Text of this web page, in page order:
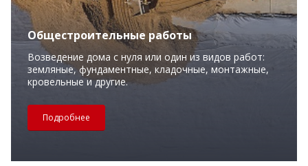
Общестроительные работы
Возведение дома с нуля или один из видов работ:
земляные, фундаментные, кладочные, монтажные,
кровельные и другие.
Подробнее